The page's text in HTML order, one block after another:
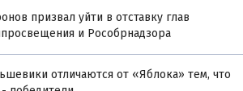
призвал уйти в отставку глав
и Рособрнадзора
отличаются от «Яблока» тем, что